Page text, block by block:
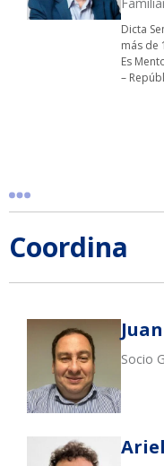
Dicta
más de
Es
–
Coordina
Socio